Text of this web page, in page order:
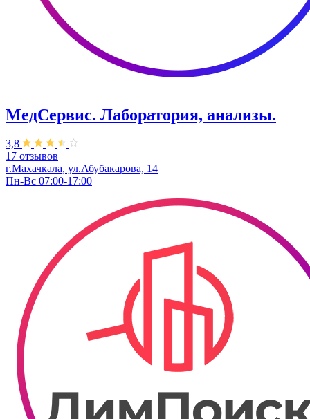
МедСервис. Лаборатория, анализы.
3,8
17 отзывов
г.Махачкала, ул.Абубакарова, 14
Пн-Вс 07:00-17:00